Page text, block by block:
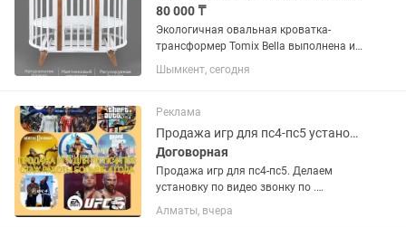
80 000 ₸
Экологичная овальная кроватка-
трансформер Tomix Bella выполнена из
отборной древесины березы и
прочного МДФ. Детская кровать
гипоаллергенными лаками и красками
на водной основе....
Шымкент, сегодня
Реклама
Продажа игр для пс4-пс5 установка закачка на память
Договорная
Продажа игр для пс4-пс5. Делаем
установку по видео звонку по .
Работаем по всему Казахстану.
Напишите пожалуйста на Закачка
Алматы, вчера